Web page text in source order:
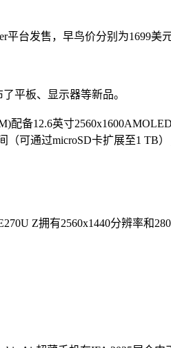
平台发售，早鸟价分别为1699美
平板、显示器等新品。
配备12.6英寸
（可通过microSD卡扩展至1 TB
Z拥有2560x1440分辨率和